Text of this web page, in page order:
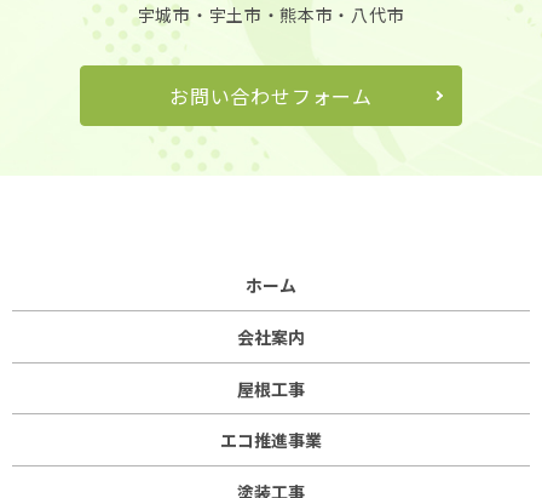
宇城市・宇土市・熊本市・八代市
お問い合わせフォーム
ホーム
会社案内
屋根工事
エコ推進事業
塗装工事